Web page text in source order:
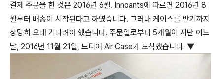
결제 주문을 한 것은 2016년 6월. Innoants에 따르면 2016년 8
월부터 배송이 시작된다고 하였습니다. 그러나 케이스를 받기까지
상당히 오래 기다려야 했습니다. 주문일로부터 5개월이 지난 어느
날, 2016년 11월 21일, 드디어 Air Case가 도착했습니다. ▼